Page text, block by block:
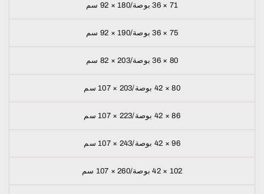
71 × 36 بوصة/180 × 92 سم
75 × 36 بوصة/190 × 92 سم
80 × 36 بوصة/203 × 82 سم
80 × 42 بوصة/203 × 107 سم
86 × 42 بوصة/223 × 107 سم
96 × 42 بوصة/243 × 107 سم
102 × 42 بوصة/260 × 107 سم